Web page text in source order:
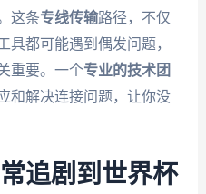
这条专线传输路径，不仅
具都可能遇到偶发问题，
重要。一个专业的技术团
和解决连接问题，让你没
追剧到世界杯